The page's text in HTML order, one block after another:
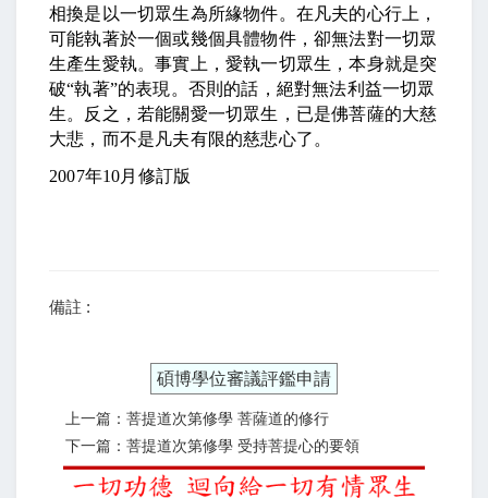
相換是以一切眾生為所緣物件。在凡夫的心行上，
可能執著於一個或幾個具體物件，卻無法對一切眾
生產生愛執。事實上，愛執一切眾生，本身就是突
破“執著”的表現。否則的話，絕對無法利益一切眾
生。反之，若能關愛一切眾生，已是佛菩薩的大慈
大悲，而不是凡夫有限的慈悲心了。
2007年10月修訂版
備註 :
碩博學位審議評鑑申請
上一篇：菩提道次第修學 菩薩道的修行
下一篇：菩提道次第修學 受持菩提心的要領